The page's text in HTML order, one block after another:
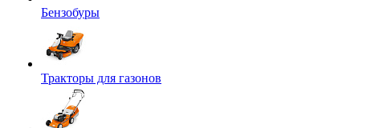
Бензобуры
Тракторы для газонов